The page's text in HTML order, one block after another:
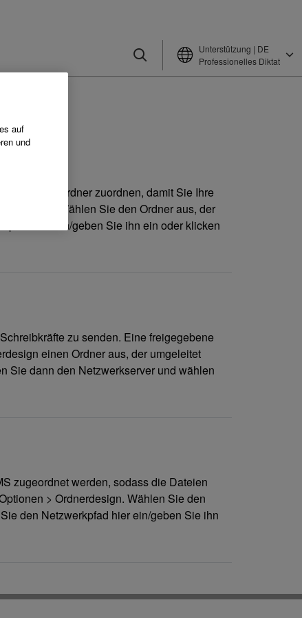
Unterstützung | DE
Professionelles Diktat
Netzwerkordner zuordnen, damit Sie Ihre
Wählen Sie den Ordner aus, der
hier ein/geben Sie ihn ein oder klicken
zu senden. Eine freigegebene
einen Ordner aus, der umgeleitet
Sie dann den Netzwerkserver und wählen
zugeordnet werden, sodass die Dateien
> Ordnerdesign. Wählen Sie den
den Netzwerkpfad hier ein/geben Sie ihn
auf
und